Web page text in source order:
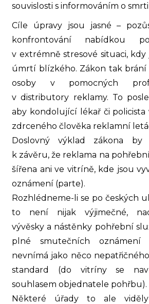
souvislosti s informováním o
Cíle úpravy jsou jasné –
konfrontování nabídkou
v extrémně stresové situaci,
úmrtí blízkého. Zákon tak brání
osoby v pomocných
v distributory reklamy. To
aby kondolující lékař či
zdrceného člověka reklamní
Doslovný výklad zákona
k závěru, že reklama na
šířena ani ve vitríně, kde jsou
oznámení (parte).
Rozhlédneme-li se po českých
to není nijak výjimečné,
vývěsky a nástěnky pohřební
plné smutečních
nevnímá jako něco
standard (do vitríny se
souhlasem objednatele pohřbu).
Některé úřady to ale